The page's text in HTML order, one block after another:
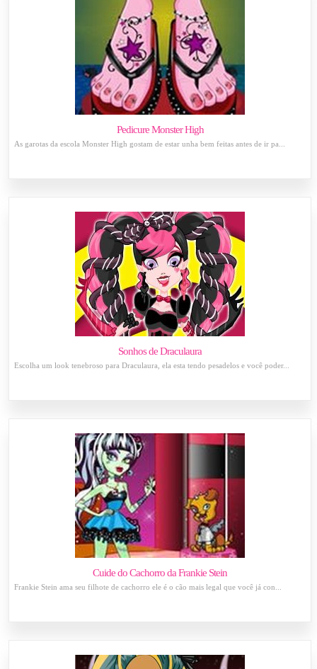
Pedicure Monster High
As garotas da escola Monster High gostam de estar unha bem feitas antes de ir pa...
Sonhos de Draculaura
Escolha um look tenebroso para Draculaura, ela esta tendo pesadelos e você poder...
Cuide do Cachorro da Frankie Stein
Frankie Stein ama seu filhote de cachorro ele é o cão mais legal que você já con...